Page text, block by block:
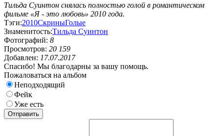
Тильда Суинтон снялась полностью голой в романтическом
фильме «Я - это любовь» 2010 года.
Тэги:2010СкриныГолые
Знаменитость:Тильда Суинтон
Фотографий: 8
Просмотров: 20 159
Добавлен: 17.07.2017
Спасибо! Мы благодарны за вашу помощь.
Пожаловаться на альбом
Неподходящий
Фейк
Уже есть